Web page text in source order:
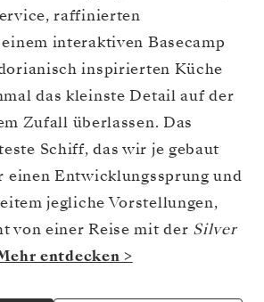
raffinierten
interaktiven Basecamp
inspirierten Küche
das kleinste Detail auf der
Zufall überlassen. Das
Schiff, das wir je gebaut
einen Entwicklungssprung und
jegliche Vorstellungen,
von einer Reise mit der Silver
entdecken >